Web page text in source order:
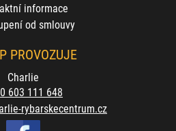
informace
od smlouvy
PROVOZUJE
Charlie
603 111 648
rybarskecentrum.cz